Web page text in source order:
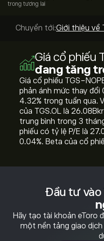
Đầu tư vào
Hãy tạo tài khoản eToro
một nền tảng giao
trong tương lai
Chuyển tới:Giới thiệu về
Giá cổ phiếu
đang tăng
Giá cổ phiếu TGS-
phản ánh mức thay đổi
‎4.32‎% trong tuần qua.
của TGS.OL là
trung bình trong 3
phiếu có tỷ lệ P/E là
0.04%. Beta của cổ